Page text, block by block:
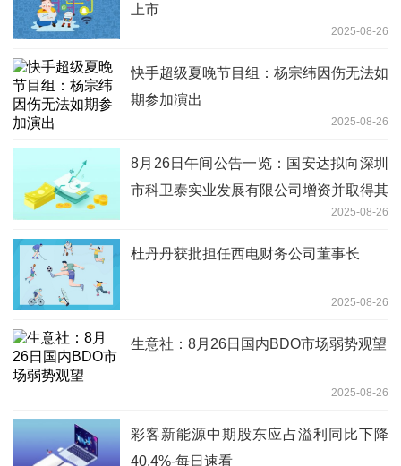
上市
2025-08-26
快手超级夏晚节目组：杨宗纬因伤无法如
期参加演出
2025-08-26
8月26日午间公告一览：国安达拟向深圳
市科卫泰实业发展有限公司增资并取得其
2025-08-26
杜丹丹获批担任西电财务公司董事长
2025-08-26
生意社：8月26日国内BDO市场弱势观望
2025-08-26
彩客新能源中期股东应占溢利同比下降
40.4%-每日速看